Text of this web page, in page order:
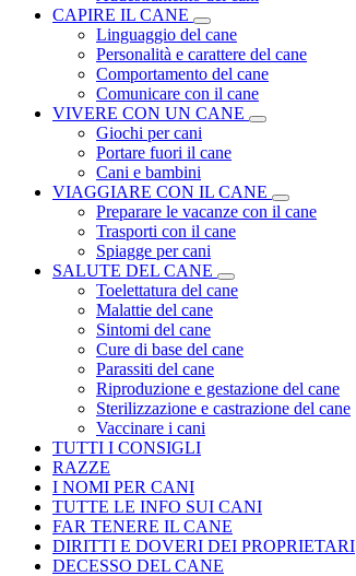
CAPIRE IL CANE
Linguaggio del cane
Personalità e carattere del cane
Comportamento del cane
Comunicare con il cane
VIVERE CON UN CANE
Giochi per cani
Portare fuori il cane
Cani e bambini
VIAGGIARE CON IL CANE
Preparare le vacanze con il cane
Trasporti con il cane
Spiagge per cani
SALUTE DEL CANE
Toelettatura del cane
Malattie del cane
Sintomi del cane
Cure di base del cane
Parassiti del cane
Riproduzione e gestazione del cane
Sterilizzazione e castrazione del cane
Vaccinare i cani
TUTTI I CONSIGLI
RAZZE
I NOMI PER CANI
TUTTE LE INFO SUI CANI
FAR TENERE IL CANE
DIRITTI E DOVERI DEI PROPRIETARI
DECESSO DEL CANE